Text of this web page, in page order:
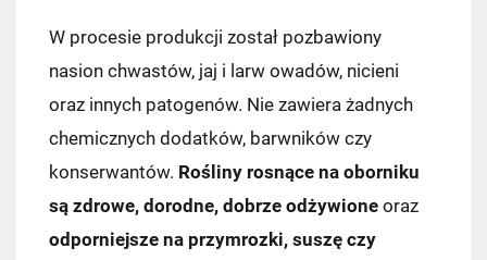
W procesie produkcji został pozbawiony
nasion chwastów, jaj i larw owadów, nicieni
oraz innych patogenów. Nie zawiera żadnych
chemicznych dodatków, barwników czy
konserwantów. Rośliny rosnące na oborniku
są zdrowe, dorodne, dobrze odżywione oraz
odporniejsze na przymrozki, suszę czy